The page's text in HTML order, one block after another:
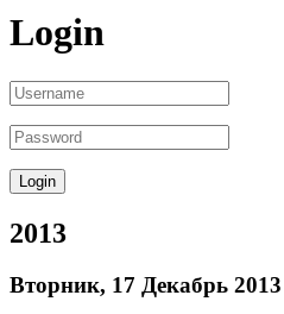
Login
2013
Вторник, 17 Декабрь 2013